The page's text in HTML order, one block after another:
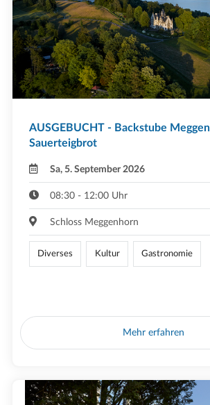
AUSGEBUCHT - Backstube
Sauerteigbrot
Sa, 5. September 2026
08:30 - 12:00 Uhr
Schloss Meggenhorn
Diverses Kultur Gastronomie
Mehr erfahren